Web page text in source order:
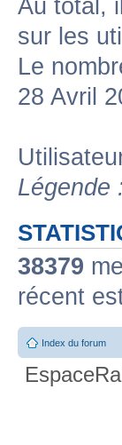
Au total,
sur les
Le
28 Avril
38379
récent
Index du forum